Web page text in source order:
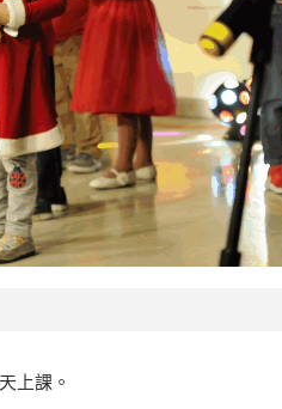
上課。